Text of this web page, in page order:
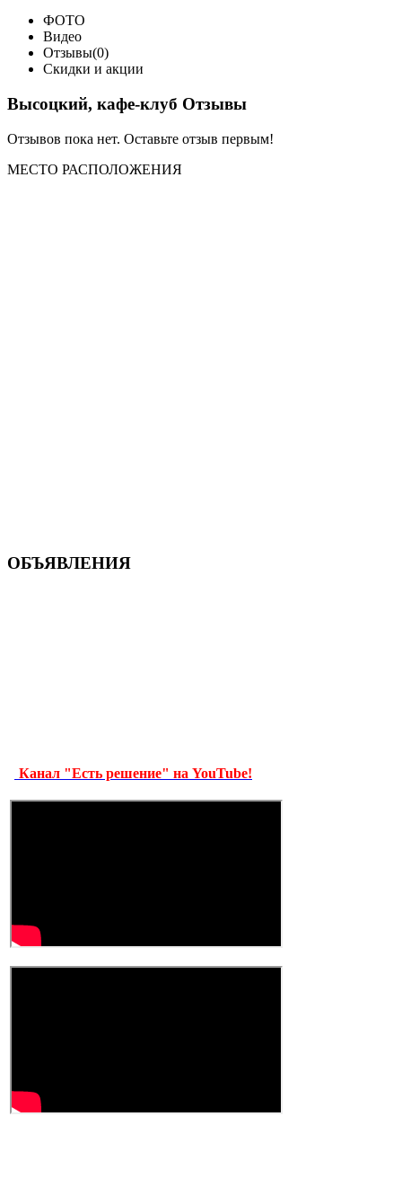
ФОТО
Видео
Отзывы(0)
Скидки и акции
Высоцкий, кафе-клуб Отзывы
Отзывов пока нет. Оставьте отзыв первым!
МЕСТО РАСПОЛОЖЕНИЯ
ОБЪЯВЛЕНИЯ
Канал "Есть решение" на YouTube!